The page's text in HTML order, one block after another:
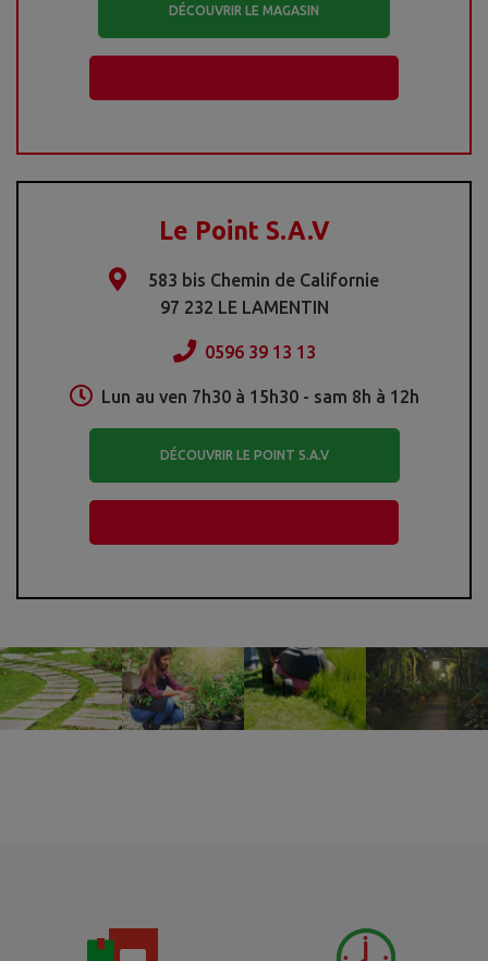
DÉCOUVRIR LE MAGASIN
Le Point S.A.V
583 bis Chemin de Californie
97 232 LE LAMENTIN
0596 39 13 13
Lun au ven 7h30 à 15h30 - sam 8h à 12h
DÉCOUVRIR LE POINT S.A.V